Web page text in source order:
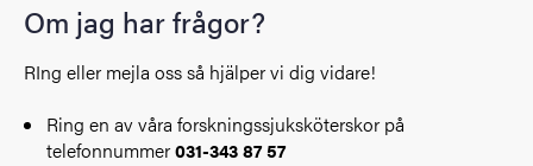
Om jag har frågor?
RIng eller mejla oss så hjälper vi dig vidare!
Ring en av våra forskningssjuksköterskor på
telefonnummer031-343 87 57